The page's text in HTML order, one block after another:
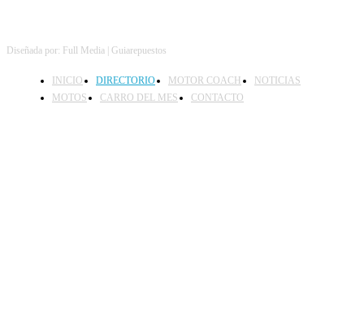
Diseñada por: Full Media | Guiarepuestos
INICIO DIRECTORIO MOTOR COACH
NOTICIAS
MOTOS
CARRO DEL MES CONTACTO